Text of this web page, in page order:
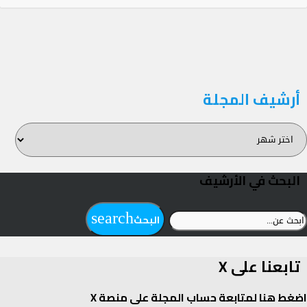
أرشيف المجلة
أرشيف
المجلة
البحث في الأرشيف
ابحث
عن:
البحثsearch
تابعنا على X
اضغط هنا لمتابعة حساب المجلة على منصة X